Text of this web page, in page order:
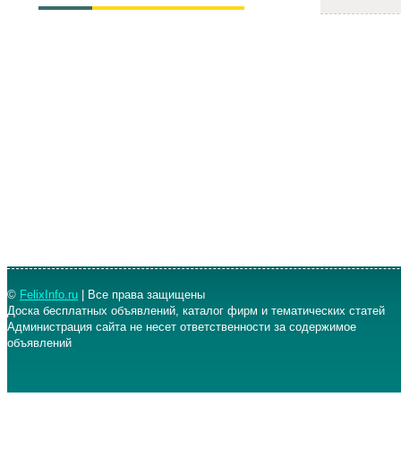
© FelixInfo.ru | Все права защищены
Доска бесплатных объявлений, каталог фирм и тематических статей
Администрация сайта не несет ответственности за содержимое
объявлений